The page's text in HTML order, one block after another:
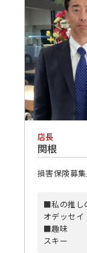
店長
関根
損害保険募
■私の推
オデッセイ
■趣味
スキー